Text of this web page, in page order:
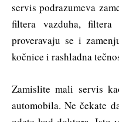
servis podrazumeva
filtera vazduha,
proveravaju se i
kočnice i rashladna
Zamislite mali servis
automobila. Ne čekate